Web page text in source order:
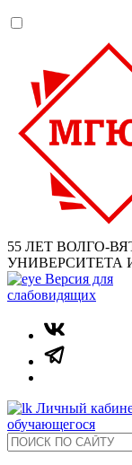
55 ЛЕТ ВОЛГО-
УНИВЕРСИТЕТА
Версия для
слабовидящих
Личный
обучающегося